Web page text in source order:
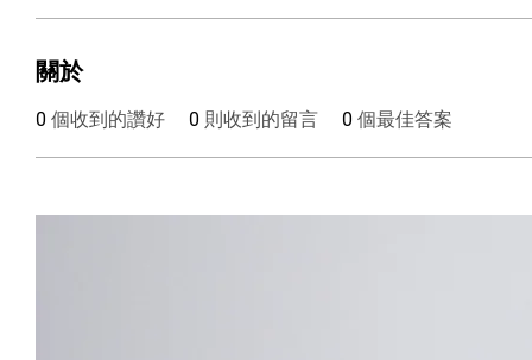
關於
0 個收到的讚好 0 則收到的留言 0 個最佳答案